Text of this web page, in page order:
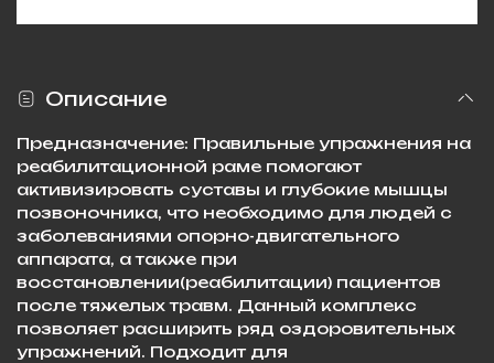
Описание
Предназначение: Правильные упражнения на
реабилитационной раме помогают
активизировать суставы и глубокие мышцы
позвоночника, что необходимо для людей с
заболеваниями опорно-двигательного
аппарата, а также при
восстановлении(реабилитации) пациентов
после тяжелых травм. Данный комплекс
позволяет расширить ряд оздоровительных
упражнений. Подходит для